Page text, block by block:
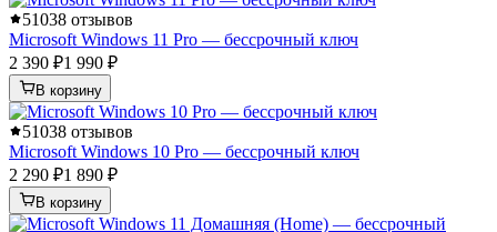
51038 отзывов
Microsoft Windows 11 Pro — бессрочный ключ
2 390 ₽1 990 ₽
В корзину
51038 отзывов
Microsoft Windows 10 Pro — бессрочный ключ
2 290 ₽1 890 ₽
В корзину